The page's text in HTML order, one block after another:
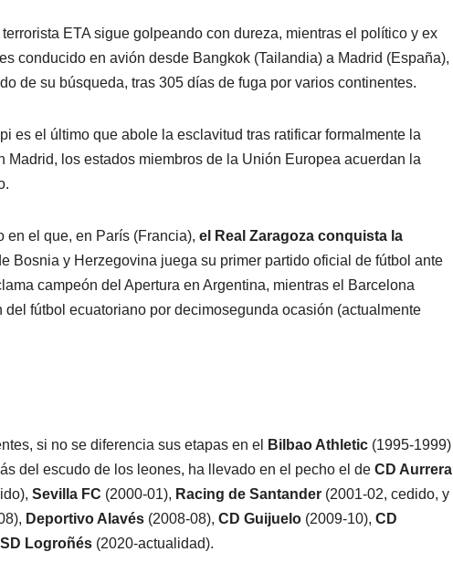
ETA sigue golpeando con dureza, mientras el político y ex
conducido en avión desde Bangkok (Tailandia) a Madrid (España),
de su búsqueda, tras 305 días de fuga por varios continentes.
es el último que abole la esclavitud tras ratificar formalmente la
los estados miembros de la Unión Europea acuerdan la
en el que, en París (Francia), el Real Zaragoza conquista la
Bosnia y Herzegovina juega su primer partido oficial de fútbol ante
campeón del Apertura en Argentina, mientras el Barcelona
fútbol ecuatoriano por decimosegunda ocasión (actualmente
si no se diferencia sus etapas en el Bilbao Athletic (1995-1999)
del escudo de los leones, ha llevado en el pecho el de CD Aurrera
Sevilla FC (2000-01), Racing de Santander (2001-02, cedido, y
Deportivo Alavés (2008-08), CD Guijuelo (2009-10), CD
SD Logroñés (2020-actualidad).